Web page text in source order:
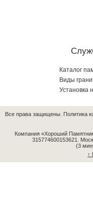
Каталог
Виды
Установка
Все права защищены. Политика
Компания «Хороший
315774600153621.
(3
↑